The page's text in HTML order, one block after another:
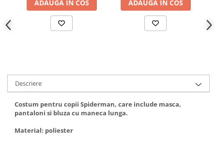
Mori cereale si furaje
ELECTRONICE
Stative
Cantare electronice comerciale
Casti audio telefoane
Masini de gaurit si insurubat
INSTRUMENTE MUZICALE
ADAUGA IN COS ADAUGA IN COS
Descriere
Costum pentru copii Spiderman, care include masca,
pantaloni si bluza cu maneca lunga.
Material: poliester